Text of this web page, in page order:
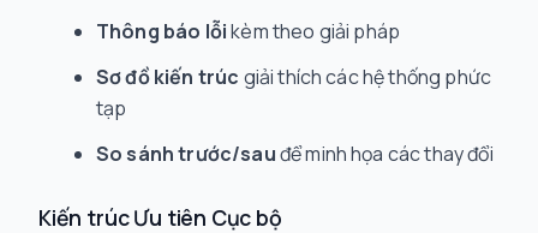
Thông báo lỗikèm theo giải pháp
Sơ đồ kiến trúc giải thích các hệ thống phức
tạp
So sánh trước/sauđể minh họa các thay đổi
Kiến trúc Ưu tiên Cục bộ